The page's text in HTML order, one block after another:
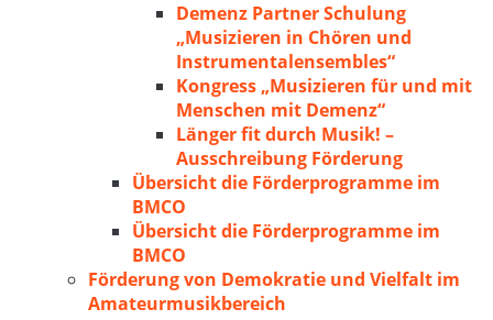
Demenz Partner Schulung
„Musizieren in Chören und
Instrumentalensembles“
Kongress „Musizieren für und mit
Menschen mit Demenz“
Länger fit durch Musik! –
Ausschreibung Förderung
Übersicht die Förderprogramme im
BMCO
Übersicht die Förderprogramme im
BMCO
Förderung von Demokratie und Vielfalt im
Amateurmusikbereich